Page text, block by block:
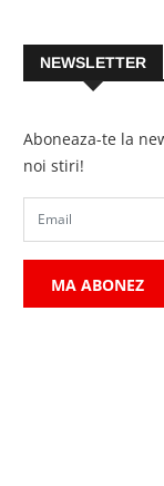
NEWSLETTER
Aboneaza-te la
noi stiri!
MA ABONEZ